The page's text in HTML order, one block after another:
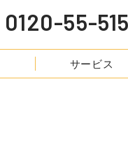
0120-55-
サービス